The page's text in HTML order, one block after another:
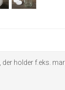
holder f.eks.